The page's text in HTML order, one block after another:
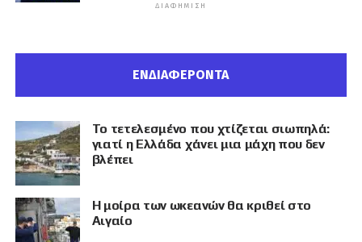
ΔΙΑΦΉΜΙΣΗ
ΕΝΔΙΑΦΕΡΟΝΤΑ
Το τετελεσμένο που χτίζεται σιωπηλά:
γιατί η Ελλάδα χάνει μια μάχη που δεν
βλέπει
Η μοίρα των ωκεανών θα κριθεί στο
Αιγαίο